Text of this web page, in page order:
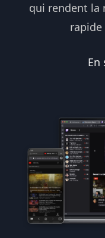
qui rendent la
En